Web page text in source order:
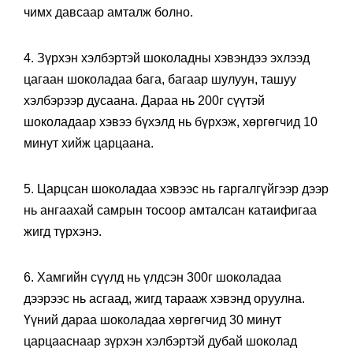
чимх давсаар амталж болно.
4. Зүрхэн хэлбэртэй шоколадны хэвэндээ эхлээд
цагаан шоколадаа бага, багаар шулуун, ташуу
хэлбэрээр дусаана. Дараа нь 200г сүүтэй
шоколадаар хэвээ бүхэлд нь бүрхэж, хөргөгчид 10
минут хийж царцаана.
5. Царцсан шоколадаа хэвээс нь гаргалгүйгээр дээр
нь ангаахай самрын тосоор амталсан катаифигаа
жигд түрхэнэ.
6. Хамгийн сүүлд нь үлдсэн 300г шоколадаа
дээрээс нь асгаад, жигд тарааж хэвэнд оруулна.
Үүний дараа шоколадаа хөргөгчид 30 минут
царцааснаар зүрхэн хэлбэртэй дубай шоколад